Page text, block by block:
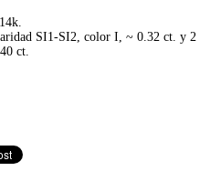
SI1-SI2, color I, ~ 0.32 ct. y 2
ct.